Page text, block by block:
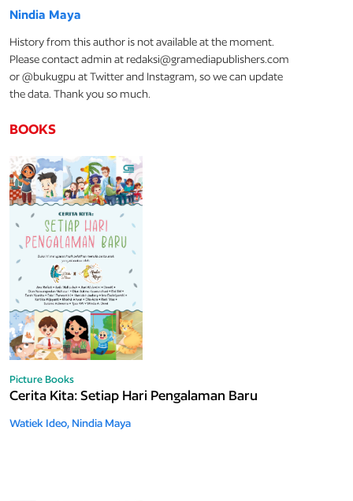
Nindia Maya
History from this author is not available at the moment.
Please contact admin at redaksi@gramediapublishers.com
or @bukugpu at Twitter and Instagram, so we can update
the data. Thank you so much.
BOOKS
Picture Books
Cerita Kita: Setiap Hari Pengalaman Baru
Watiek Ideo, Nindia Maya